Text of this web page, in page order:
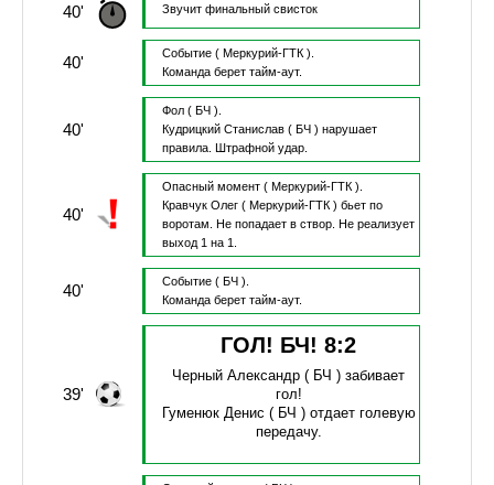
40' Звучит финальный свисток
40' Событие ( Меркурий-ГТК ).
Команда берет тайм-аут.
40'
Фол ( БЧ ).
Кудрицкий Станислав( БЧ ) нарушает
правила.
Штрафной удар.
40'
Опасный момент ( Меркурий-ГТК ).
Кравчук Олег( Меркурий-ГТК ) бьет по
воротам.
Не попадает в створ.
Не реализует
выход 1 на 1.
40' Событие ( БЧ ).
Команда берет тайм-аут.
39'
ГОЛ! БЧ!8:2
Черный Александр ( БЧ )забивает
гол!
Гуменюк Денис ( БЧ ) отдает голевую
передачу.